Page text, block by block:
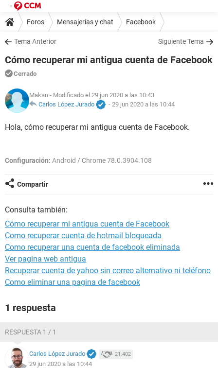
Foros Mensajerías y chat Facebook
Tema Anterior Siguiente Tema
Cómo recuperar mi antigua cuenta de Facebook
Cerrado
Makan - Modificado el 29 jun 2020 a las 10:43
Carlos López Jurado
- 29 jun 2020 a las 10:44
Hola, cómo recuperar mi antigua cuenta de Facebook.
Configuración: Android / Chrome 78.0.3904.108
Compartir
Consulta también:
Cómo recuperar mi antigua cuenta de Facebook
Como recuperar cuenta de hotmail bloqueada
Como recuperar una cuenta de facebook eliminada
Ver pagina web antigua
Recuperar cuenta de yahoo sin correo alternativo ni teléfono
Como eliminar una pagina de facebook
1 respuesta
RESPUESTA 1 / 1
Carlos López Jurado 21.402
29 jun 2020 a las 10:44